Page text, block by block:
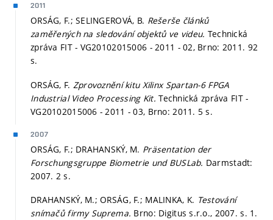
2011
ORSÁG, F.; SELINGEROVÁ, B. Rešerše článků
zaměřených na sledování objektů ve videu. Technická
zpráva FIT - VG20102015006 - 2011 - 02, Brno: 2011. 92
s.
ORSÁG, F. Zprovoznění kitu Xilinx Spartan-6 FPGA
Industrial Video Processing Kit.Technická zpráva FIT -
VG20102015006 - 2011 - 03, Brno: 2011. 5 s.
2007
ORSÁG, F.; DRAHANSKÝ, M. Präsentation der
Forschungsgruppe Biometrie und BUSLab. Darmstadt:
2007. 2 s.
DRAHANSKÝ, M.; ORSÁG, F.; MALINKA, K. Testování
snímačů firmy Suprema. Brno: Digitus s.r.o., 2007.s. 1.